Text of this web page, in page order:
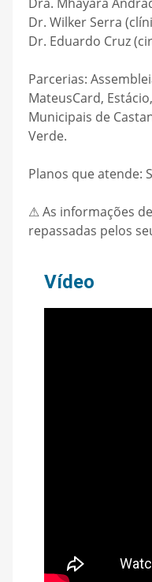
Dr. Wilker Serra
Dr. Eduardo Cruz
Parcerias:
MateusCard,
Municipais de
Verde.
Planos que atende:
⚠ As informações
repassadas pelos
Vídeo